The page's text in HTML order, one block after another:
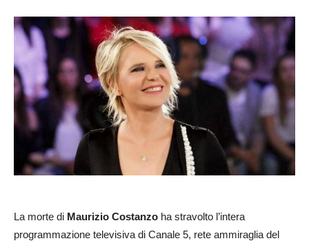
La morte di Maurizio Costanzo ha stravolto l’intera
programmazione televisiva di Canale 5, rete ammiraglia del